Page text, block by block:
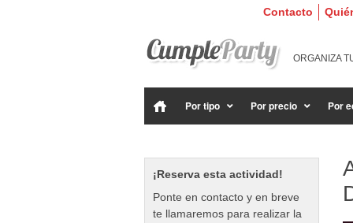
Contacto
ORGANIZA
Por tipo Por precio Por
¡Reserva esta actividad!
Ponte en contacto y en breve
te llamaremos para realizar la